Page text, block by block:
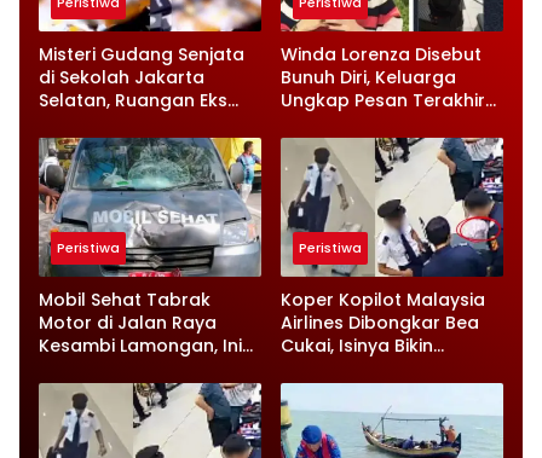
Misteri Gudang Senjata
di Sekolah Jakarta
Selatan, Ruangan Eks
Sorotan
Winda Lorenza Disebut
Bunuh Diri, Keluarga
Ungkap Pesan Terakhir
Rumah
Peristiwa
Mobil Sehat Tabrak
Motor di Jalan Raya
Kesambi Lamongan, Ini
Peristiwa
Koper Kopilot Malaysia
Airlines Dibongkar Bea
Cukai, Isinya Bikin